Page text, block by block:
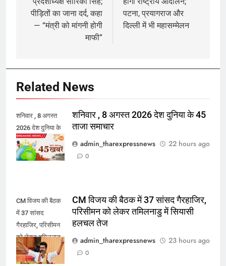
पीड़ितों का जाना दर्द, कहा
— “मंत्री को मांगनी होगी
माफी”
पटना, प्रयागराज और
दिल्ली में भी महासम्मेलन
Related News
शनिवार , 8 अगस्त
2026 देश दुनिया के
45 ताजा समाचार
शनिवार , 8 अगस्त 2026 देश दुनिया के 45
ताजा समाचार
admin_tharexpressnews
22 hours ago
0
CM विजय की बैठक
में 37 सांसद
गैरहाजिर, परिसीमन
को लेकर तमिलनाडु
में सियासी हलचल
तेज
CM विजय की बैठक में 37 सांसद गैरहाजिर,
परिसीमन को लेकर तमिलनाडु में सियासी
हलचल तेज
admin_tharexpressnews
23 hours ago
0